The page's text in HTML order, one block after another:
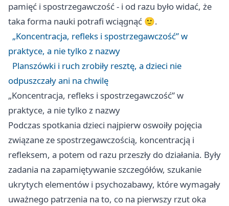
pamięć i spostrzegawczość - i od razu było widać, że
taka forma nauki potrafi wciągnąć 🙂.
„Koncentracja, refleks i spostrzegawczość” w
praktyce, a nie tylko z nazwy
Planszówki i ruch zrobiły resztę, a dzieci nie
odpuszczały ani na chwilę
„Koncentracja, refleks i spostrzegawczość” w
praktyce, a nie tylko z nazwy
Podczas spotkania dzieci najpierw oswoiły pojęcia
związane ze spostrzegawczością, koncentracją i
refleksem, a potem od razu przeszły do działania. Były
zadania na zapamiętywanie szczegółów, szukanie
ukrytych elementów i psychozabawy, które wymagały
uważnego patrzenia na to, co na pierwszy rzut oka